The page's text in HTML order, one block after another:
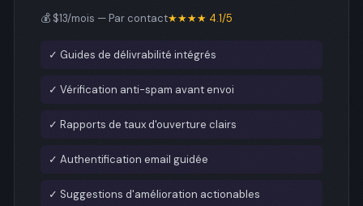
💰 $13/mois — Par contact★★★★ 4.1/5
✓ Guides de délivrabilité intégrés
✓ Vérification anti-spam avant envoi
✓ Rapports de taux d'ouverture clairs
✓ Authentification email guidée
✓ Suggestions d'amélioration actionables